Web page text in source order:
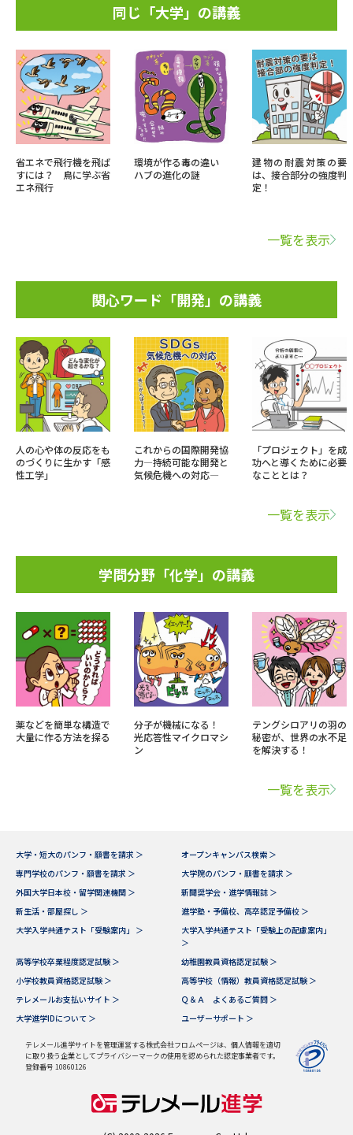
同じ「大学」の講義
省エネで飛行機を飛ば
すには？ 鳥に学ぶ省
エネ飛行
環境が作る毒の違い
ハブの進化の謎
建物の耐震対策の要
は、接合部分の強度判
定！
一覧を表示
関心ワード「開発」の講義
人の心や体の反応をも
のづくりに生かす「感
性工学」
これからの国際開発協
力―持続可能な開発と
気候危機への対応―
「プロジェクト」を成
功へと導くために必要
なこととは？
一覧を表示
学問分野「化学」の講義
薬などを簡単な構造で
大量に作る方法を探る
分子が機械になる！
光応答性マイクロマシ
ン
テングシロアリの羽の
秘密が、世界の水不足
を解決する！
一覧を表示
大学・短大のパンフ・願書を請求 ＞
オープンキャンパス検索 ＞
専門学校のパンフ・願書を請求 ＞
大学院のパンフ・願書を請求 ＞
外国大学日本校・留学関連機関 ＞
新聞奨学会・進学情報誌 ＞
新生活・部屋探し ＞
進学塾・予備校、高卒認定予備校 ＞
大学入学共通テスト「受験案内」 ＞
大学入学共通テスト「受験上の配慮案内」
＞
高等学校卒業程度認定試験 ＞
幼稚園教員資格認定試験 ＞
小学校教員資格認定試験 ＞
高等学校（情報）教員資格認定試験 ＞
テレメールお支払いサイト ＞
Ｑ＆Ａ よくあるご質問 ＞
大学進学IDについて ＞
ユーザーサポート ＞
テレメール進学サイトを管理運営する株式会社フロムページは、個人情報を適切
に取り扱う企業としてプライバシーマークの使用を認められた認定事業者です。
登録番号 10860126